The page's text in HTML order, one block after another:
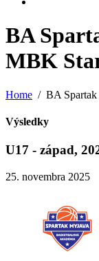
BA
MBK
Home BA
Výsledky
U17 - západ,
25. novembra 2025